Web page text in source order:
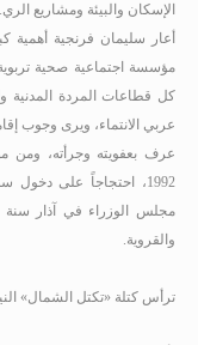
الإسكان والبيئة ومشاريع الري.
أعار سليمان فرنجية أهمية
مؤسسة اجتماعية صحية
كل قطاعات المردة المدنية
عربي الانتماء، ويرى وجوب
عرف بعفويته وجرأته، ومن
1992، احتجاجاً على
والقروية.
ترأس كتلة «تكتل الشمال»